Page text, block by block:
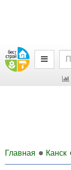
Главная Канск